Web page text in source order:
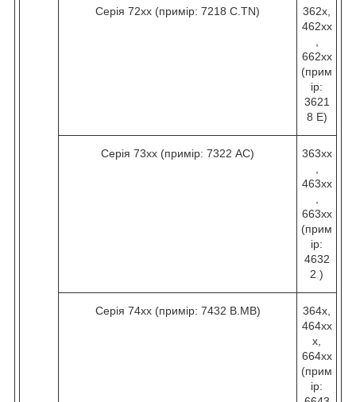
Серія 72хх (примір: 7218 C.TN)
362х,
462хх
662хх
(прим
ір:
3621
8 Е)
Серія 73хх (примір: 7322 AC)
363хх
463хх
663хх
(прим
ір:
4632
2 )
Серія 74хх (примір: 7432 B.МВ)
364х,
464хх
х,
664хх
(прим
ір: